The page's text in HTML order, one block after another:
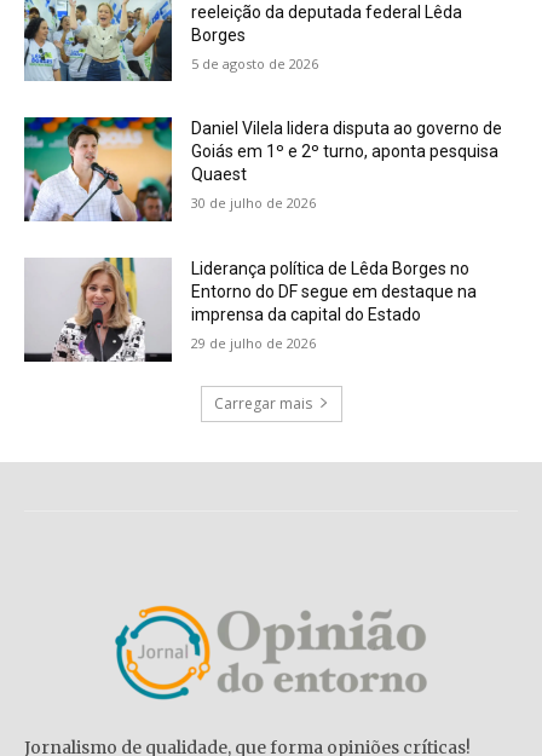
reeleição da deputada federal Lêda
Borges
5 de agosto de 2026
Daniel Vilela lidera disputa ao governo de
Goiás em 1º e 2º turno, aponta pesquisa
Quaest
30 de julho de 2026
Liderança política de Lêda Borges no
Entorno do DF segue em destaque na
imprensa da capital do Estado
29 de julho de 2026
Carregar mais
Jornalismo de qualidade, que forma opiniões críticas!